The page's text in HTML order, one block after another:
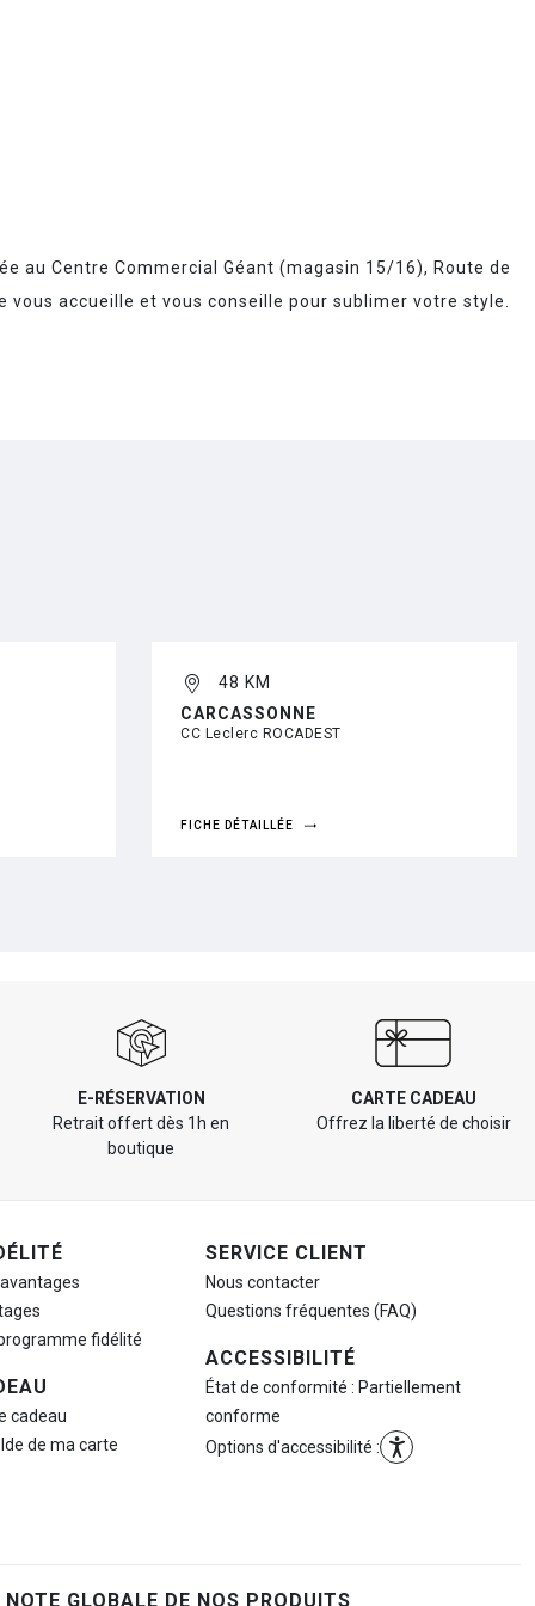
au Centre Commercial Géant (magasin 15/16), Route de
accueille et vous conseille pour sublimer votre style.
48 KM
CARCASSONNE
CC Leclerc ROCADEST
FICHE DÉTAILLÉE
E-RÉSERVATION
Retrait offert dès 1h en
boutique
CARTE CADEAU
Offrez la liberté de choisir
fidélité
cadeau
de ma carte
SERVICE CLIENT
Nous contacter
Questions fréquentes (FAQ)
ACCESSIBILITÉ
État de conformité : Partiellement
conforme
Options d'accessibilité :
NOTE GLOBALE DE NOS PRODUITS